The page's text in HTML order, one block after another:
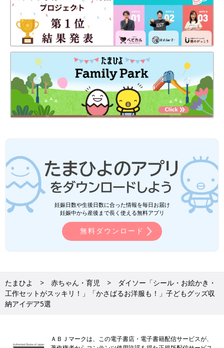
妊娠日数や生後日数に合った情報を毎日お届け
妊娠中から産後まで長く使える無料アプリ
無料ダウンロード
たまひよ 赤ちゃん・育児
ダイソー「シール・お絵かき・
工作セットがスッキリ！」「かさばるお洋服も！」子どもグッズ収
納アイデア5選
ＡＢＪマークは、この電子書店・電子書籍配信サービスが、